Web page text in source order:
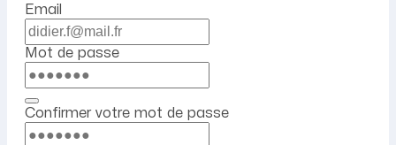
Email
Mot de passe
Confirmer votre mot de passe